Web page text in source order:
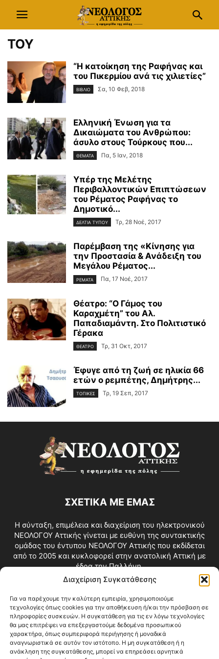
Διαχείριση Συγκατάθεσης
Για να παρέχουμε την καλύτερη εμπειρία, χρησιμοποιούμε
τεχνολογίες όπως cookies για την αποθήκευση ή/και την πρόσβαση σε
πληροφορίες συσκευών. Η συγκατάθεση για τις εν λόγω τεχνολογίες
θα μας επιτρέψει να επεξεργαστούμε δεδομένα προσωπικού
χαρακτήρα, όπως συμπεριφορά περιήγησης ή μοναδικά
αναγνωριστικά σε αυτόν τον ιστότοπο. Η μη συγκατάθεση ή η
ανάκληση της συγκατάθεσης, μπορεί να επηρεάσει αρνητικά
ΤΟΥ
“Η κατοίκηση της Ραφήνας και
του Πικερμίου ανά τις χιλιετίες”
ΒΙΒΛΙΟ Σα, 10 Φεβ, 2018
Ελληνική Ένωση για τα
Δικαιώματα του Ανθρώπου:
άσυλο στους Τούρκους που...
ΘΕΜΑΤΑ Πα, 5 Ιαν, 2018
Υπέρ της Μελέτης
Περιβαλλοντικών Επιπτώσεων
του Ρέματος Ραφήνας το
Δημοτικό...
ΔΕΛΤΙΑ ΤΥΠΟΥ Τρ, 28 Νοέ, 2017
Παρέμβαση της «Κίνησης για
την Προστασία & Ανάδειξη του
Μεγάλου Ρέματος...
ΡΕΜΑΤΑ Πα, 17 Νοέ, 2017
Θέατρο: “Ο Γάμος του
Καραχμέτη” του Αλ.
Παπαδιαμάντη. Στο Πολιτιστικό
Γέρακα
ΘΕΑΤΡΟ Τρ, 31 Οκτ, 2017
Έφυγε από τη ζωή σε ηλικία 66
ετών ο ρεμπέτης, Δημήτρης...
ΤΟΠΙΚΕΣ Τρ, 19 Σεπ, 2017
ΣΧΕΤΙΚΑ ΜΕ ΕΜΑΣ
Η σύνταξη, επιμέλεια και διαχείριση του ηλεκτρονικού
ΝΕΟΛΟΓΟΥ Αττικής γίνεται με ευθύνη της συντακτικής
ομάδας του έντυπου ΝΕΟΛΟΓΟΥ Αττικής που εκδίδεται
από το 2005 και κυκλοφορεί στην ανατολική Αττική με
έδρα την Παλλήνη.
Επικοινωνία:info@neologosattikis.gr
ΑΚΟΛΟΥΘΗΣΕ ΜΑΣ